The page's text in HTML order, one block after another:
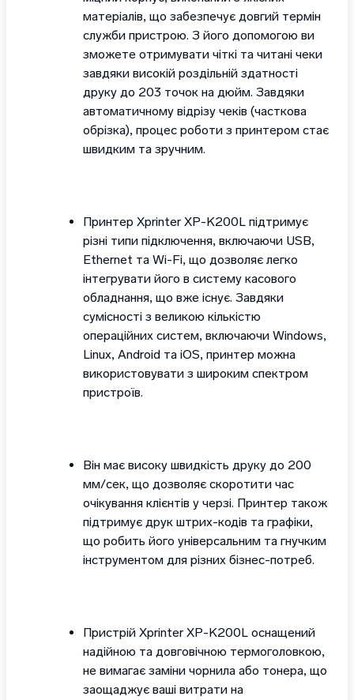
матеріалів, що забезпечує довгий термін
служби пристрою. З його допомогою ви
зможете отримувати чіткі та читані чеки
завдяки високій роздільній здатності
друку до 203 точок на дюйм. Завдяки
автоматичному відрізу чеків (часткова
обрізка), процес роботи з принтером стає
швидким та зручним.
Принтер Xprinter XP-K200L підтримує
різні типи підключення, включаючи USB,
Ethernet та Wi-Fi, що дозволяє легко
інтегрувати його в систему касового
обладнання, що вже існує. Завдяки
сумісності з великою кількістю
операційних систем, включаючи Windows,
Linux, Android та iOS, принтер можна
використовувати з широким спектром
пристроїв.
Він має високу швидкість друку до 200
мм/сек, що дозволяє скоротити час
очікування клієнтів у черзі. Принтер також
підтримує друк штрих-кодів та графіки,
що робить його універсальним та гнучким
інструментом для різних бізнес-потреб.
Пристрій Xprinter XP-K200L оснащений
надійною та довговічною термоголовкою,
не вимагає заміни чорнила або тонера, що
заощаджує ваші витрати на